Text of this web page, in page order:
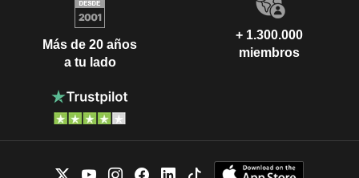
Más de 20 años
a tu lado
+ 1.300.000
miembros